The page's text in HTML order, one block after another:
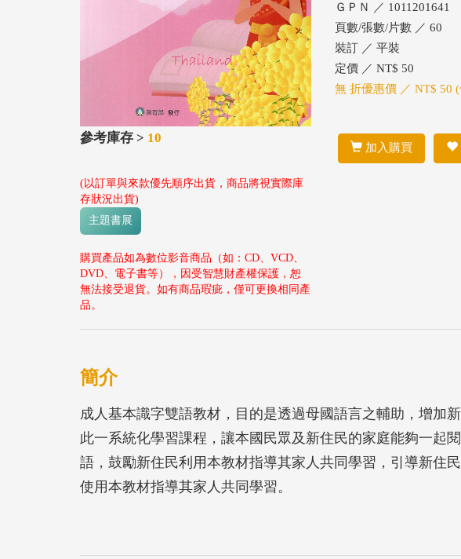
參考庫存 > 10
(以訂單與來款優先順序出貨，商品將視實際庫
存狀況出貨)
主題書展
購買產品如為數位影音商品（如：CD、VCD、
DVD、電子書等），因受智慧財產權保護，恕
無法接受退貨。如有商品瑕疵，僅可更換相同產
品。
ＧＰＮ ／ 1011201641
頁數/張數/片數 ／ 60
裝訂 ／ 平裝
定價 ／ NT$ 50
無 折優惠價 ／ NT$ 50
加入購買
簡介
成人基本識字雙語教材，目的是透過母國語言之輔助，增加
此一系統化學習課程，讓本國民眾及新住民的家庭能夠一起
語，鼓勵新住民利用本教材指導其家人共同學習，引導新住
使用本教材指導其家人共同學習。